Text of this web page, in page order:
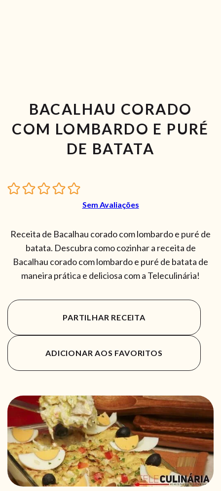
BACALHAU CORADO
COM LOMBARDO E PURÉ
DE BATATA
Sem Avaliações
Receita de Bacalhau corado com lombardo e puré de
batata. Descubra como cozinhar a receita de
Bacalhau corado com lombardo e puré de batata de
maneira prática e deliciosa com a Teleculinária!
PARTILHAR RECEITA
ADICIONAR AOS FAVORITOS